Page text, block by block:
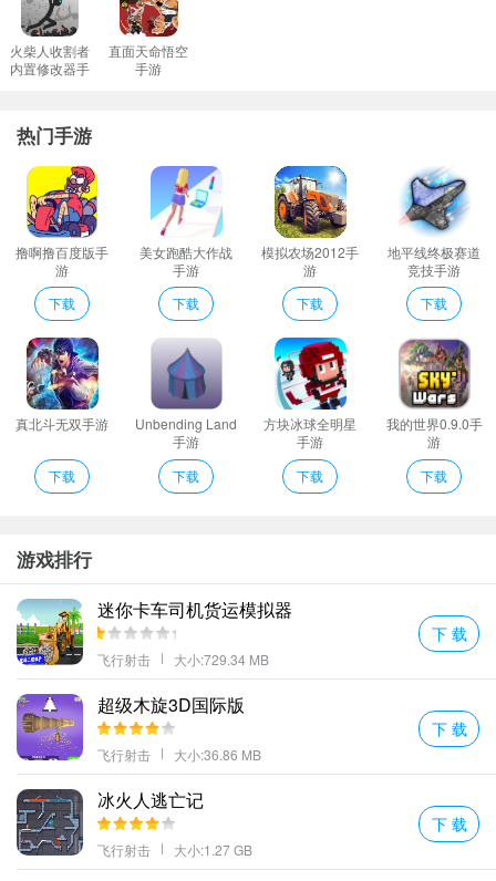
问题2：如何解决网络连接不稳定造成的游戏延迟？
网络问题是在线游戏中常见的困扰之一。当您在游戏中遇到频繁掉
线或高延迟时，可以考虑以下建议：
确认您的互联网连接是否稳定。试着访问其他网站或应用程序看看
是否存在同样的问题。
尽量避免在高峰时段玩游戏，此时网络流量较大可能会影响速度。
调整路由器设置，比如更改无线频道或者重启路由器。
对于使用Wi-Fi连接的用户来说，
改用有线连接可能会获得更好的体
验。
问题3：忘记账号密码了怎么办？
忘记登录信息是许多玩家都会面临的情况。如果您忘记了自己在《H
eroes Of The Dark》中的账号密码，可以通过如下方式找回：
访问游戏官网，在登录页面找到“忘记密码”选项并点击进入。
按照提示输入注册时使用的邮箱地址或其他联系方式。
火柴人收割者
内置修改器手
直面天命悟空
手游
热门手游
撸啊撸百度版手
游
下载
美女跑酷大作战
手游
下载
模拟农场2012手
游
下载
地平线终极赛道
竞技手游
下载
真北斗无双手游
下载
Unbending Land
手游
下载
方块冰球全明星
手游
下载
我的世界0.9.0手
游
下载
游戏排行
迷你卡车司机货运模拟器
飞行射击 大小:729.34 MB
下 载
超级木旋3D国际版
飞行射击 大小:36.86 MB
下 载
冰火人逃亡记
飞行射击 大小:1.27 GB
下 载